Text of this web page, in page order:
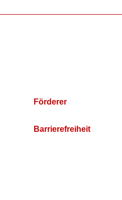
Förderer
Barrierefreiheit